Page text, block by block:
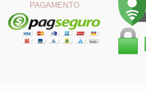
PAGAMENTO